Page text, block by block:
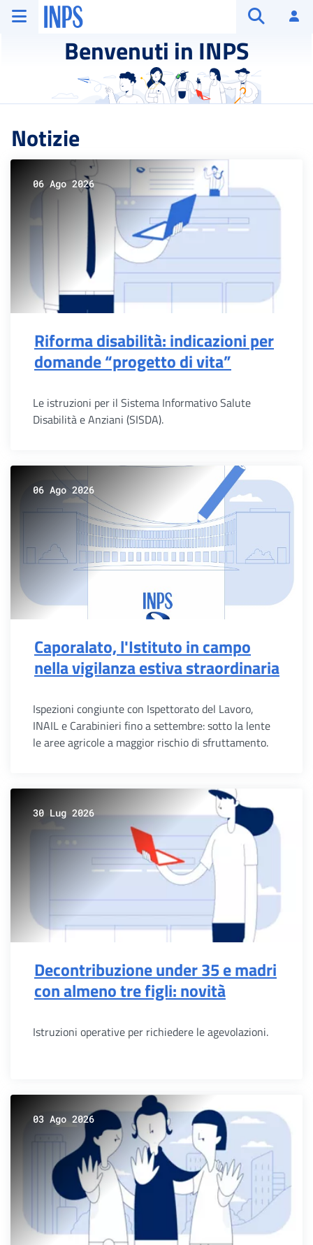
Vai al menu principale
Vai al contenuto principale
Vai al pie' di pagina
INPS ()
Benvenuti in INPS
Notizie
06 Ago 2026
Riforma disabilità: indicazioni per
domande “progetto di vita”
Le istruzioni per il Sistema Informativo Salute
Disabilità e Anziani (SISDA).
06 Ago 2026
Caporalato, l'Istituto in campo
nella vigilanza estiva straordinaria
Ispezioni congiunte con Ispettorato del Lavoro,
INAIL e Carabinieri fino a settembre: sotto la lente
le aree agricole a maggior rischio di sfruttamento.
30 Lug 2026
Decontribuzione under 35 e madri
con almeno tre figli: novità
Istruzioni operative per richiedere le agevolazioni.
03 Ago 2026